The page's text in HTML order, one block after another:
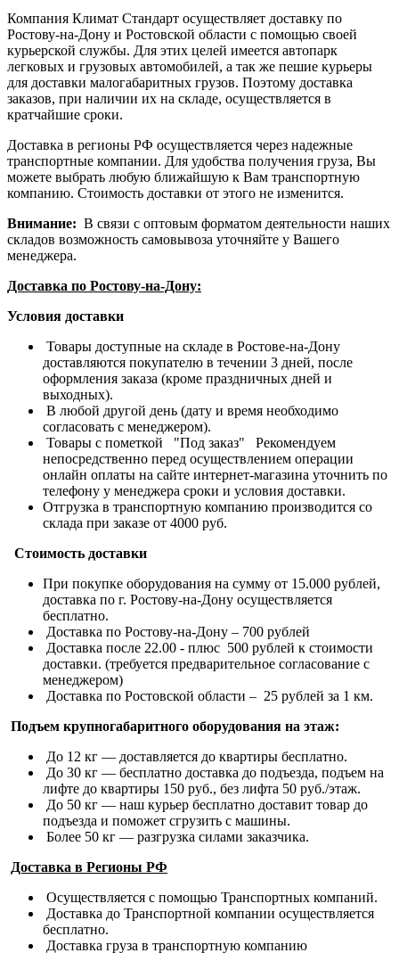
Компания Климат Стандарт осуществляет доставку по
Ростову-на-Дону и Ростовской области с помощью своей
курьерской службы. Для этих целей имеется автопарк
легковых и грузовых автомобилей, а так же пешие курьеры
для доставки малогабаритных грузов. Поэтому доставка
заказов, при наличии их на складе, осуществляется в
кратчайшие сроки.
Доставка в регионы РФ осуществляется через надежные
транспортные компании. Для удобства получения груза, Вы
можете выбрать любую ближайшую к Вам транспортную
компанию. Стоимость доставки от этого не изменится.
Внимание: В связи с оптовым форматом деятельности наших
складов возможность самовывоза уточняйте у Вашего
менеджера.
Доставка по Ростову-на-Дону:
Условия доставки
Товары доступные на складе в Ростове-на-Дону
доставляются покупателю в течении 3 дней, после
оформления заказа (кроме праздничных дней и
выходных).
В любой другой день (дату и время необходимо
согласовать с менеджером).
Товары с пометкой "Под заказ" Рекомендуем
непосредственно перед осуществлением операции
онлайн оплаты на сайте интернет-магазина уточнить по
телефону у менеджера сроки и условия доставки.
Отгрузка в транспортную компанию производится со
склада при заказе от 4000 руб.
Стоимость доставки
При покупке оборудования на сумму от 15.000 рублей,
доставка по г. Ростову-на-Дону осуществляется
бесплатно.
Доставка по Ростову-на-Дону – 700 рублей
Доставка после 22.00 - плюс 500 рублей к стоимости
доставки. (требуется предварительное согласование с
менеджером)
Доставка по Ростовской области – 25 рублей за 1 км.
Подъем крупногабаритного оборудования на этаж:
До 12 кг — доставляется до квартиры бесплатно.
До 30 кг — бесплатно доставка до подъезда, подъем на
лифте до квартиры 150 руб., без лифта 50 руб./этаж.
До 50 кг — наш курьер бесплатно доставит товар до
подъезда и поможет сгрузить с машины.
Более 50 кг — разгрузка силами заказчика.
Доставка в Регионы РФ
Осуществляется с помощью Транспортных компаний.
Доставка до Транспортной компании осуществляется
бесплатно.
Доставка груза в транспортную компанию